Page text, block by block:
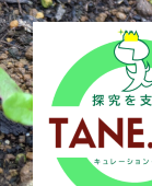
Skip
to
content
Skip
to
main
navigation
Skip
to
footer